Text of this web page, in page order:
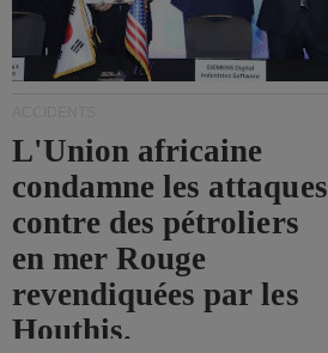
L'Union africaine
condamne les attaques
contre des pétroliers
en mer Rouge
revendiquées par les
Houthis.